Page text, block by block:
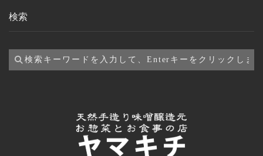
カ
ブ
検索